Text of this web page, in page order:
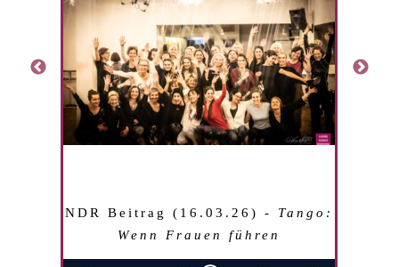
NDR Beitrag (16.03.26) - Tango:
Wenn Frauen führen